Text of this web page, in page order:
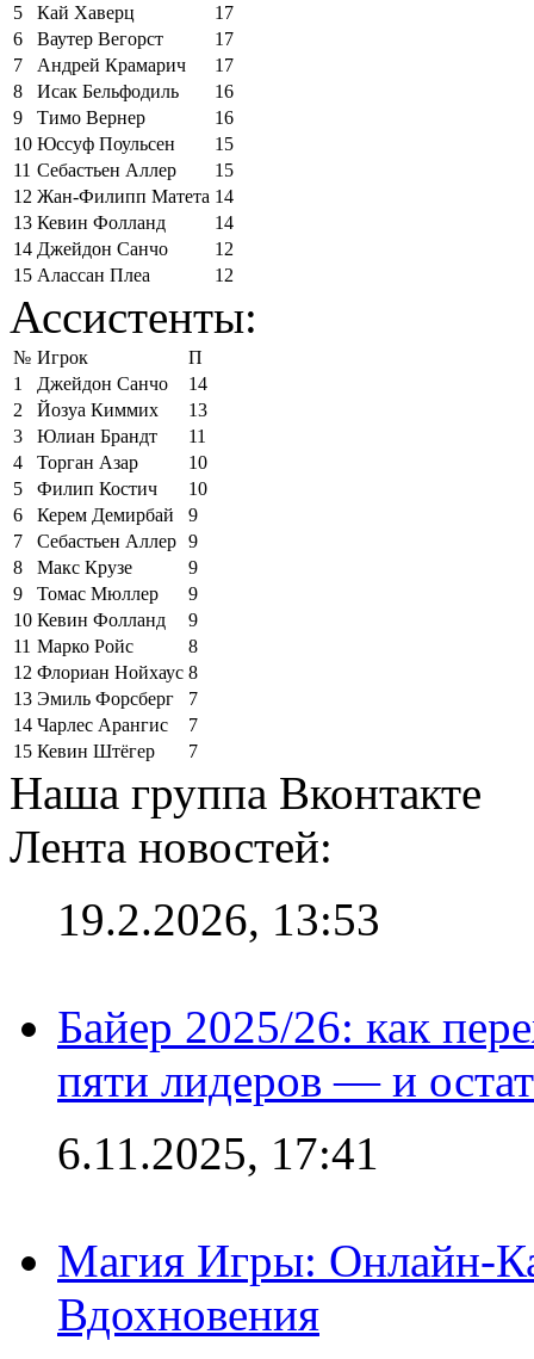
5
Кай Хаверц
17
6
Ваутер Вегорст
17
7
Андрей Крамарич
17
8
Исак Бельфодиль
16
9
Тимо Вернер
16
10 Юссуф Поульсен
15
11 Себастьен Аллер
15
12 Жан-Филипп Матета 14
13 Кевин Фолланд
14
14 Джейдон Санчо
12
15 Алассан Плеа 12
Ассистенты:
№ Игрок
П
1
Джейдон Санчо
14
2
Йозуа Киммих
13
3
Юлиан Брандт
11
4
Торган Азар
10
5
Филип Костич
10
6
Керем Демирбай
9
7
Себастьен Аллер 9
8
Макс Крузе
9
9
Томас Мюллер
9
10 Кевин Фолланд
9
11 Марко Ройс
8
12 Флориан Нойхаус 8
13 Эмиль Форсберг
7
14 Чарлес Арангис
7
15 Кевин Штёгер 7
Наша группа Вконтакте
Лента новостей:
19.2.2026, 13:53
Байер 2025/26: как
пяти лидеров — и
6.11.2025, 17:41
Магия Игры: Онлайн-
Вдохновения